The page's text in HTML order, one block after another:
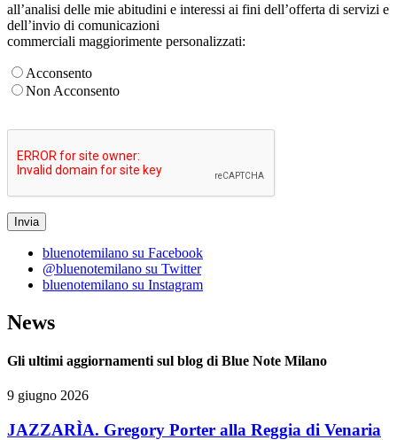
all’analisi delle mie abitudini e interessi ai fini dell’offerta di servizi e
dell’invio di comunicazioni
commerciali maggiorimente personalizzati:
Acconsento
Non Acconsento
bluenotemilano su Facebook
@bluenotemilano su Twitter
bluenotemilano su Instagram
News
Gli ultimi aggiornamenti sul blog di Blue Note Milano
9 giugno 2026
JAZZARÌA. Gregory Porter alla Reggia di Venaria